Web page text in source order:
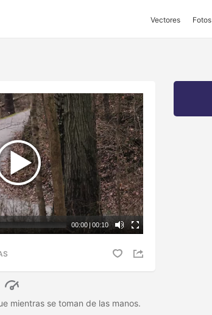
Vectores Fotos
00:00 | 00:10
mientras se toman de las manos.